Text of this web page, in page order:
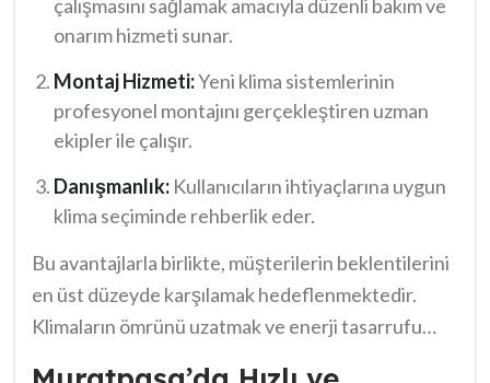
çalışmasını sağlamak amacıyla düzenli bakım ve
onarım hizmeti sunar.
Montaj Hizmeti:Yeni klima sistemlerinin
profesyonel montajını gerçekleştiren uzman
ekipler ile çalışır.
Danışmanlık: Kullanıcıların ihtiyaçlarına uygun
klima seçiminde rehberlik eder.
Bu avantajlarla birlikte, müşterilerin beklentilerini
en üst düzeyde karşılamak hedeflenmektedir.
Klimaların ömrünü uzatmak ve enerji tasarrufu